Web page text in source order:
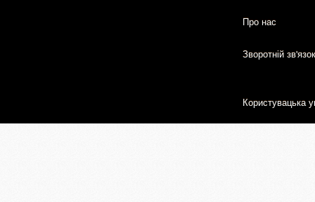
Про нас
Зворотній зв'язок
Користувацька